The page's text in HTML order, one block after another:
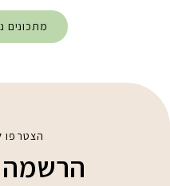
מתכונים
הצטרפו
הרשמה